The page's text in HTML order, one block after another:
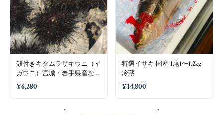
殻付きキタムラサキウニ（イ
ガウニ）宮城・岩手県産など
5個（1個80〜100g）冷蔵
¥6,280
特選イサキ 国産 1尾1〜1.2kg
冷蔵
¥14,800